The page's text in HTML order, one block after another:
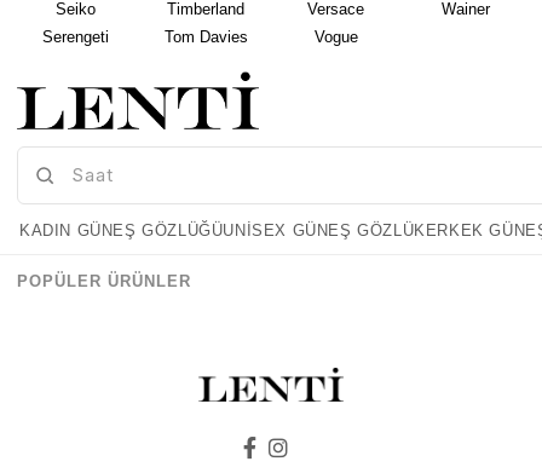
Seiko
Serengeti
Slazenger
Soleil
Stepper
Swing
Swiss Military By
Hanowa
Timberland
Tom Davies
Tomy Timy
Versace
Vogue
Wainer
Z
KADIN GÜNEŞ GÖZLÜĞÜUNISEX GÜNEŞ GÖZLÜK ERKEK
POPÜLER ÜRÜNLER